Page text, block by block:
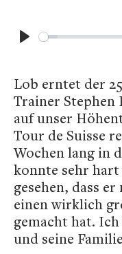
Lob erntet der
Trainer Stephen
auf unser
Tour de Suisse
Wochen lang in
konnte sehr
gesehen, dass
einen wirklich
gemacht hat.
und seine